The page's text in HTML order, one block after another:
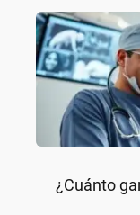
¿Cuánto